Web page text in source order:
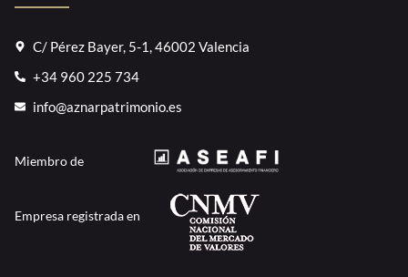
C/ Pérez Bayer, 5-1, 46002 Valencia
+34 960 225 734
info@aznarpatrimonio.es
Miembro de
Empresa registrada en